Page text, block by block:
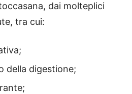
dai molteplici
tra cui:
della digestione;